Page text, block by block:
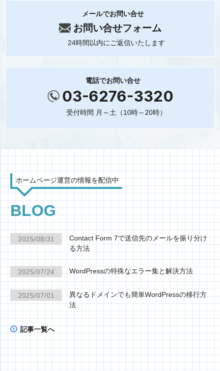
メールでお問い合せ
お問い合せフォーム
24時間以内にご返信いたします
電話でお問い合せ
03-6276-3320
受付時間 月～土（10時～20時）
ホームページ運営の情報を配信中
BLOG
2025/08/31
Contact Form 7で送信先のメールを振り分け
る方法
2025/07/24 WordPressの特殊なエラー集と解決方法
2025/07/01
異なるドメインでも簡単WordPressの移行方
法
記事一覧へ